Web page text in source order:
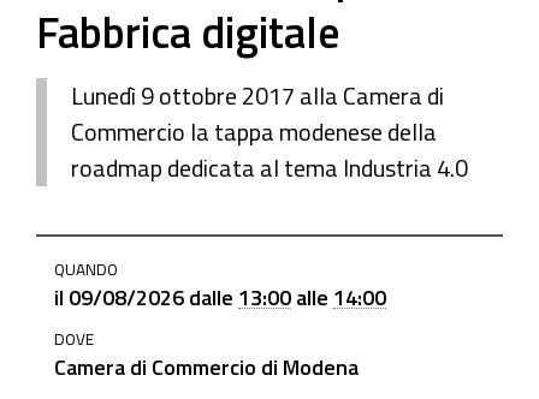
Fabbrica digitale
Lunedì 9 ottobre 2017 alla Camera di
Commercio la tappa modenese della
roadmap dedicata al tema Industria 4.0
mecspe-
fabbrica-
digitale
QUANDO
il 09/08/2026 dalle 13:00 alle 14:00
DOVE
Camera di Commercio di Modena